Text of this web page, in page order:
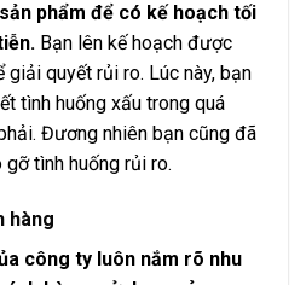
phẩm để có kế hoạch tối
Bạn lên kế hoạch được
giải quyết rủi ro. Lúc này, bạn
tình huống xấu trong quá
Đương nhiên bạn cũng đã
tình huống rủi ro.
hàng
công ty luôn nắm rõ nhu